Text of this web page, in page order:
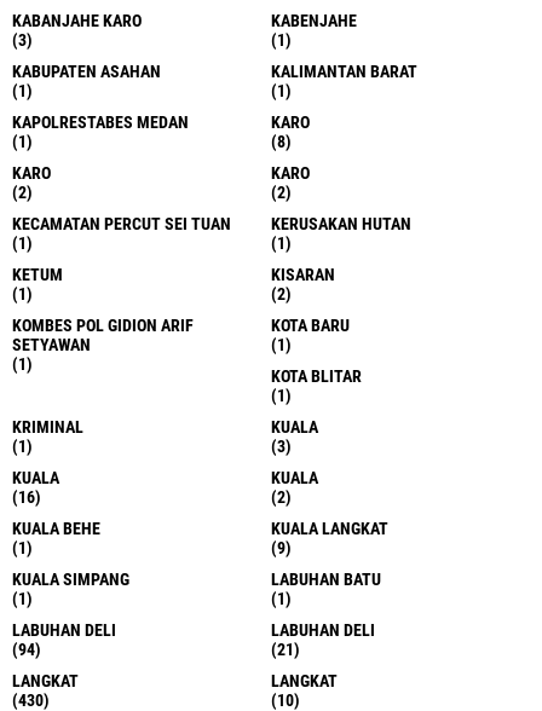
KABANJAHE KARO
(3)
KABENJAHE
(1)
KABUPATEN ASAHAN
(1)
KALIMANTAN BARAT
(1)
KAPOLRESTABES MEDAN
(1)
KARO
(8)
KARO
(2)
KARO
(2)
KECAMATAN PERCUT SEI TUAN
(1)
KERUSAKAN HUTAN
(1)
KETUM
(1)
KISARAN
(2)
KOMBES POL GIDION ARIF
SETYAWAN
(1)
KOTA BARU
(1)
KOTA BLITAR
(1)
KRIMINAL
(1)
KUALA
(3)
KUALA
(16)
KUALA
(2)
KUALA BEHE
(1)
KUALA LANGKAT
(9)
KUALA SIMPANG
(1)
LABUHAN BATU
(1)
LABUHAN DELI
(94)
LABUHAN DELI
(21)
LANGKAT
(430)
LANGKAT
(10)